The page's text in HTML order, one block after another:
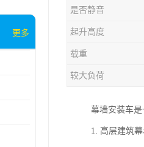
更多
是否静音
起升高度
载重
较大负荷
幕墙安装车
1. 高层建筑